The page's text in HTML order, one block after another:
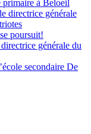
primaire à Beloeil
directrice générale
poursuit!
générale du
secondaire De